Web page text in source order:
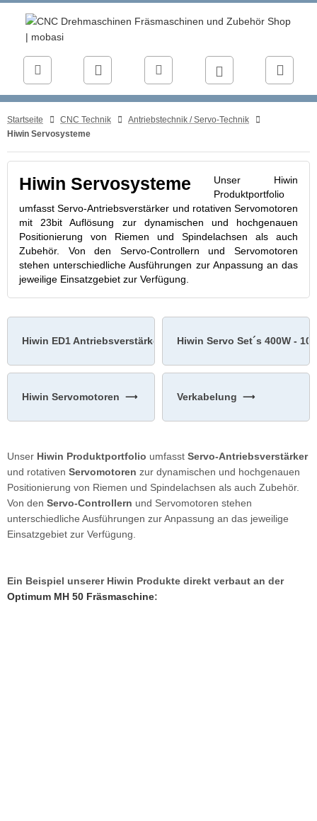
Startseite CNC Technik
Antriebstechnik / Servo-Technik
Hiwin Servosysteme
Hiwin Servosysteme
Unser Hiwin
Produktportfolio
umfasst Servo-Antriebsverstärker und rotativen Servomotoren
mit 23bit Auflösung zur dynamischen und hochgenauen
Positionierung von Riemen und Spindelachsen als auch
Zubehör. Von den Servo-Controllern und Servomotoren
stehen unterschiedliche Ausführungen zur Anpassung an das
jeweilige Einsatzgebiet zur Verfügung.
Hiwin ED1 Antriebsverstärker Hiwin Servo Set´s 400W -
Hiwin Servomotoren Verkabelung
Unser Hiwin Produktportfolio umfasst Servo-Antriebsverstärker
und rotativen Servomotoren zur dynamischen und hochgenauen
Positionierung von Riemen und Spindelachsen als auch Zubehör.
Von den Servo-Controllern und Servomotoren stehen
unterschiedliche Ausführungen zur Anpassung an das jeweilige
Einsatzgebiet zur Verfügung.
Ein Beispiel unserer Hiwin Produkte direkt verbaut an der
Optimum MH 50 Fräsmaschine: